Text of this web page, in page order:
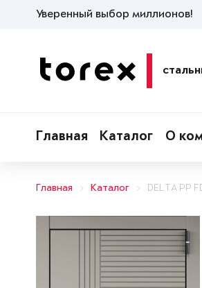
Уверенный выбор миллионов!
Главная Каталог О
Главная Каталог DELTA PP